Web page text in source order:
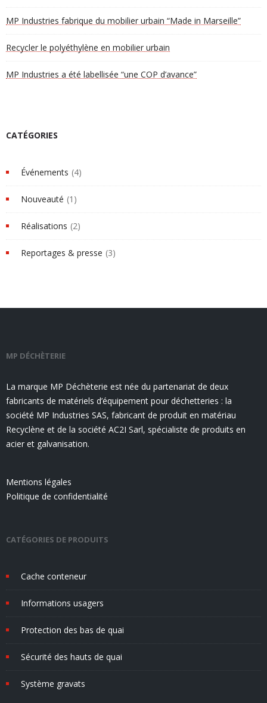
MP Industries fabrique du mobilier urbain “Made in Marseille”
Recycler le polyéthylène en mobilier urbain
MP Industries a été labellisée “une COP d’avance”
CATÉGORIES
Événements (4)
Nouveauté (1)
Réalisations (2)
Reportages & presse (3)
MP DÉCHÈTERIE
La marque MP Déchèterie est née du partenariat de deux
fabricants de matériels d’équipement pour déchetteries : la
société MP Industries SAS, fabricant de produit en matériau
Recyclène et de la société AC2I Sarl, spécialiste de produits en
acier et galvanisation.
Mentions légales
Politique de confidentialité
CATÉGORIES DE PRODUITS
Cache conteneur
Informations usagers
Protection des bas de quai
Sécurité des hauts de quai
Système gravats